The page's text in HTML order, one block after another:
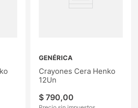
GENÉRICA
Crayones Cera Henko
12Un
$ 790,00